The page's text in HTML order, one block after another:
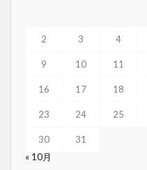
2 3 4
9 10 11
16 17 18
23 24 25
30
31
« 10月